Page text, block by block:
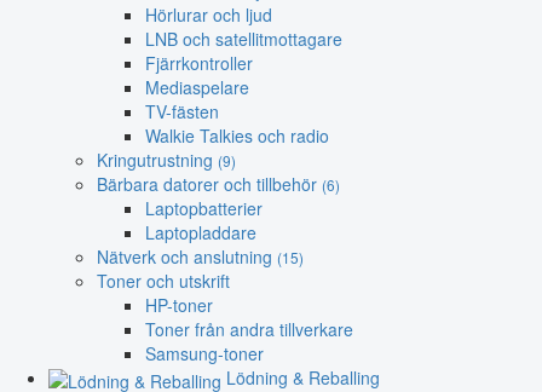
Hörlurar och ljud
LNB och satellitmottagare
Fjärrkontroller
Mediaspelare
TV-fästen
Walkie Talkies och radio
Kringutrustning (9)
Bärbara datorer och tillbehör (6)
Laptopbatterier
Laptopladdare
Nätverk och anslutning (15)
Toner och utskrift
HP-toner
Toner från andra tillverkare
Samsung-toner
Lödning & Reballing